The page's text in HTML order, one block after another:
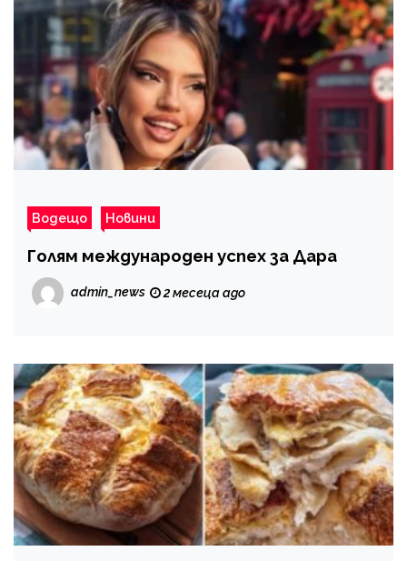
Водещо Новини
Голям международен успех за Дара
admin_news 2 месеца ago